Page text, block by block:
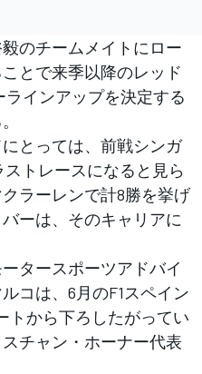
のチームメイトにロー
とで来季以降のレッド
インアップを決定する
とっては、前戦シンガ
ストレースになると見ら
ラーレンで計8勝を挙げ
ーは、そのキャリアに
タースポーツアドバイ
コは、6月のF1スペイン
トから下ろしたがってい
チャン・ホーナー代表